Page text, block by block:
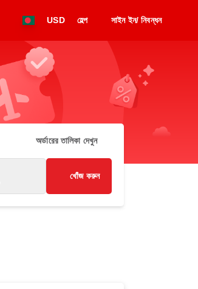
USD হেল্প সাইন ইন/ নিবন্ধন
অর্ডারের তালিকা দেখুন
খোঁজ করুন